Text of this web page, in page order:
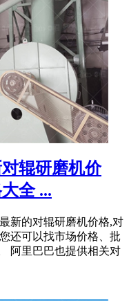
辊研磨机价
全 ...
新的对辊研磨机价格,对
还可以找市场价格、批
阿里巴巴也提供相关对